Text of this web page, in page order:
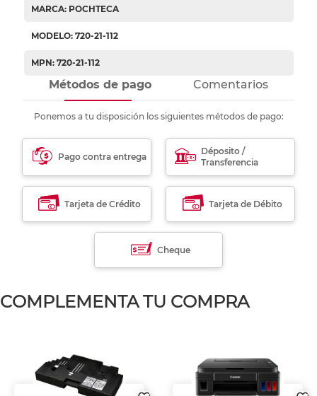
MARCA: POCHTECA
MODELO: 720-21-112
MPN: 720-21-112
Métodos de pago Comentarios
Ponemos a tu disposición los siguientes métodos de pago:
Pago contra entrega
Déposito /
Transferencia
Tarjeta de Crédito Tarjeta de Débito
Cheque
COMPLEMENTA TU COMPRA